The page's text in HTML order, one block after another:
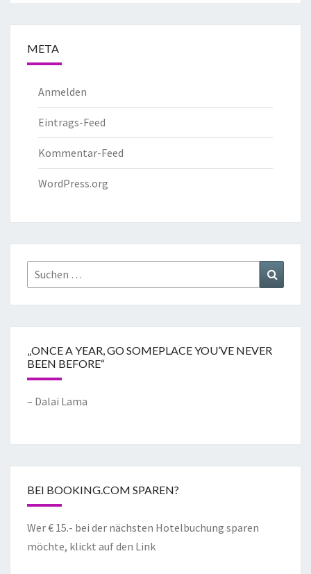
META
Anmelden
Eintrags-Feed
Kommentar-Feed
WordPress.org
„ONCE A YEAR, GO SOMEPLACE YOU’VE NEVER
BEEN BEFORE“
– Dalai Lama
BEI BOOKING.COM SPAREN?
Wer € 15.- bei der nächsten Hotelbuchung sparen
möchte, klickt auf den Link